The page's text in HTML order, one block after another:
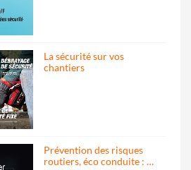
La sécurité sur vos
chantiers
Prévention des risques
routiers, éco conduite : …